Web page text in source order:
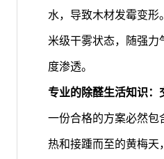
水，导致木材发霉变
米级干雾状态，随强
度渗透。
专业的除醛生活知识：
一份合格的方案必然包
热和接踵而至的黄梅天